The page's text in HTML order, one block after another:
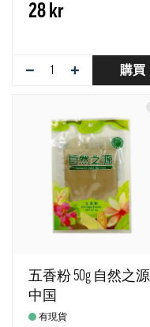
28 kr
− + 購買
五香粉 50g 自然之源
中国
有現貨